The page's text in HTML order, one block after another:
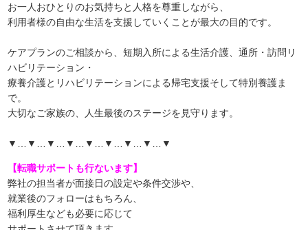
お一人おひとりのお気持ちと人格を尊重しながら、
利用者様の自由な生活を支援していくことが最大の目的です。
ケアプランのご相談から、短期入所による生活介護、通所・訪問リ
ハビリテーション・
療養介護とリハビリテーションによる帰宅支援そして特別養護ま
で。
大切なご家族の、人生最後のステージを見守ります。
▼…▼…▼…▼…▼…▼…▼…▼…▼
【転職サポートも行ないます】
弊社の担当者が面接日の設定や条件交渉や、
就業後のフォローはもちろん、
福利厚生なども必要に応じて